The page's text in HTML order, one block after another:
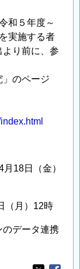
和５年度～
実施する者
り前に、参
のページ
18日（金）
（月）12時
のデータ連携